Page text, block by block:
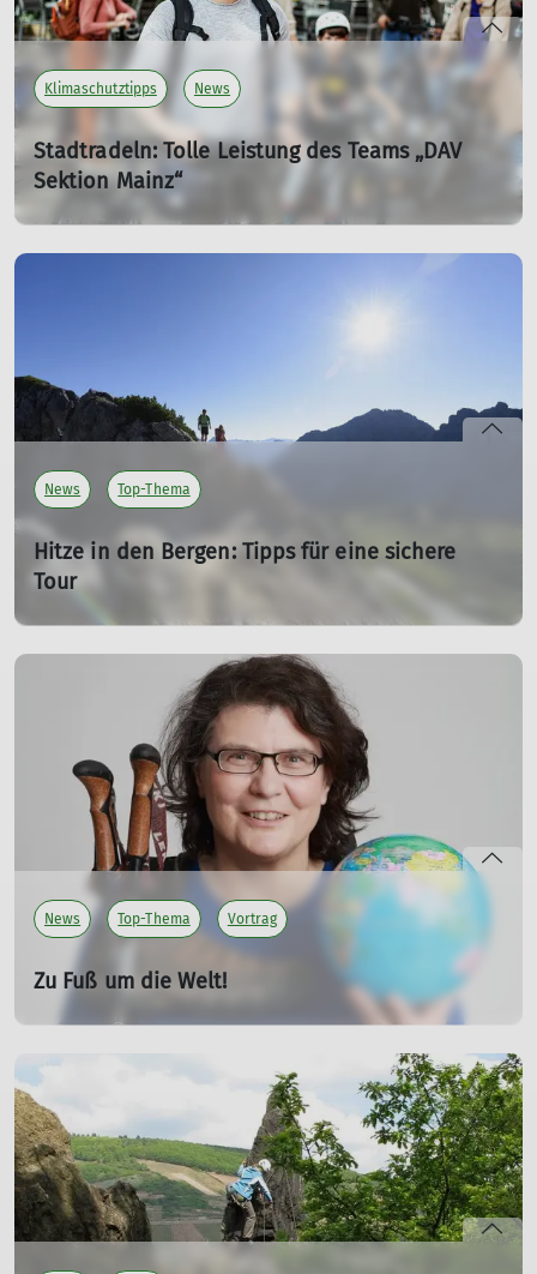
Klimaschutztipps News
Stadtradeln: Tolle Leistung des Teams „DAV
Sektion Mainz“
02.07.2026
Vom 30. Mai bis 19. Juni 2026 fand das Stadtradeln in
Wettbewerb teil, um gemeinsam ein Zeichen für den
mehr erfahren
News Top-Thema
Hitze in den Bergen: Tipps für eine sichere
Tour
06.07.2026
Der DAV gibt Tipps zum Wandern bei Hitze und
Unwettergefahr und empfiehlt kühle Touren für heiße
mehr erfahren
News Top-Thema Vortrag
Zu Fuß um die Welt!
02.06.2026
Auch in der Vortrags-Saison 2026/2027 erwartet Sie
neben einem abwechslungsreichen Programm wieder
ein ganz besonderes Highlight in Mainz.
mehr erfahren